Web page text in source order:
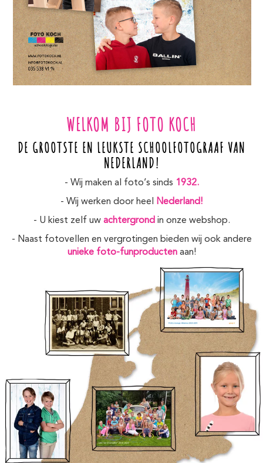
WELKOM BIJ FOTO KOCH
DE GROOTSTE EN LEUKSTE SCHOOLFOTOGRAAF VAN
NEDERLAND!
- Wij maken al foto’s sinds 1932.
- Wij werken door heel
Nederland!
- U kiest zelf uw achtergrond in onze webshop.
- Naast fotovellen en vergrotingen bieden wij ook andere
unieke foto-funproductenaan!